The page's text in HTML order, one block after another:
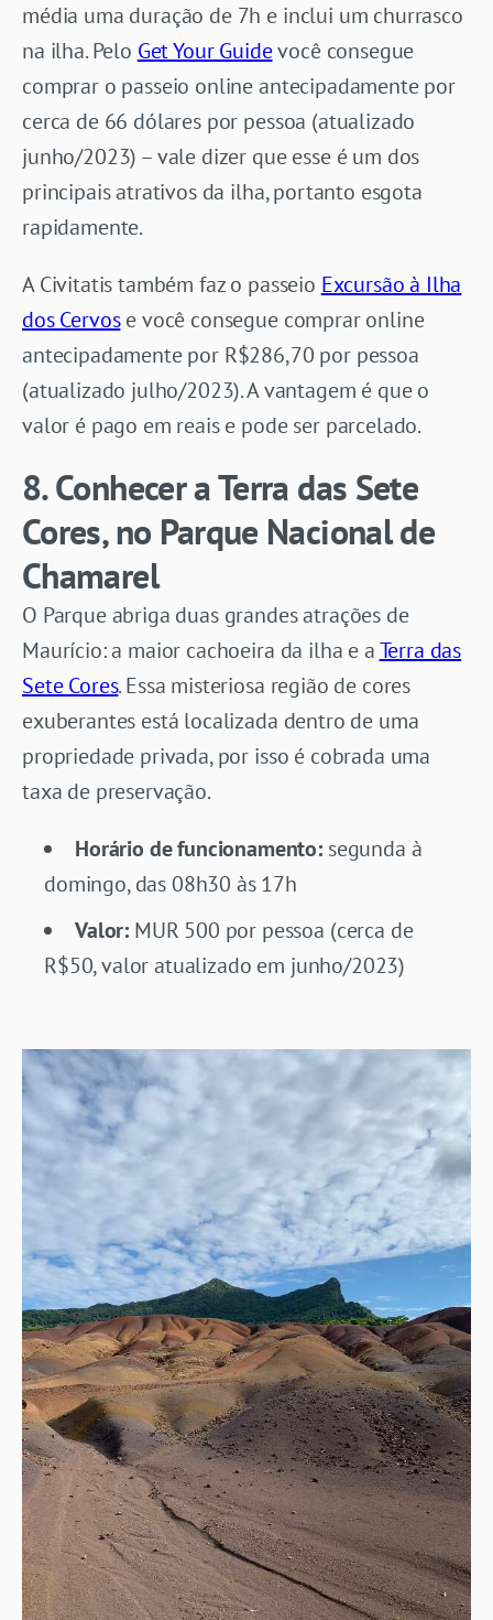
média uma duração de 7h e inclui um churrasco
na ilha. Pelo Get Your Guidevocê consegue
comprar o passeio online antecipadamente por
cerca de 66 dólares por pessoa (atualizado
junho/2023) – vale dizer que esse é um dos
principais atrativos da ilha, portanto esgota
rapidamente.
A Civitatis também faz o passeio Excursão à Ilha
dos Cervose você consegue comprar online
antecipadamente por R$286,70 por pessoa
(atualizado julho/2023). A vantagem é que o
valor é pago em reais e pode ser parcelado.
8. Conhecer a Terra das Sete
Cores, no Parque Nacional de
Chamarel
O Parque abriga duas grandes atrações de
Maurício: a maior cachoeira da ilha e aTerra das
Sete Cores. Essa misteriosa região de cores
exuberantes está localizada dentro de uma
propriedade privada, por isso é cobrada uma
taxa de preservação.
Horário de funcionamento: segunda à
domingo, das 08h30 às 17h
Valor: MUR 500 por pessoa (cerca de
R$50, valor atualizado em junho/2023)